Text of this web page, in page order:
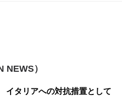
NEWS）
イタリアへの対抗措置として